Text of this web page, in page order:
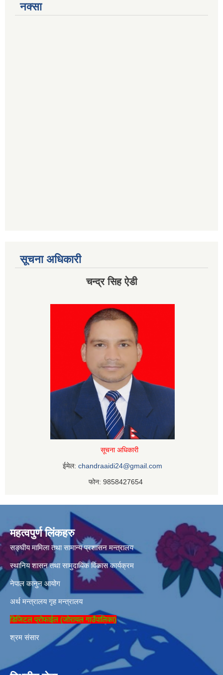
नक्सा
सूचना अधिकारी
चन्द्र सिह ऐडी
सूचना अधिकारी
ईमेल: chandraaidi24@gmail.com
फोन: 9858427654
महत्वपुर्ण लिंकहरु
सङ्घीय मामिला तथा सामान्य प्रशासन मन्त्रालय
स्थानिय शासन तथा सामुदायिक विकास कार्यक्रम
नेपाल कानुन आयोग
अर्थ मन्त्रालय गृह मन्त्रालय
डिजिटल प्रोफाईल (जोरायल गाउँपालिका)
श्रम संसार